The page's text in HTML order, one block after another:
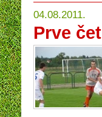
04.08.2011.
Prve